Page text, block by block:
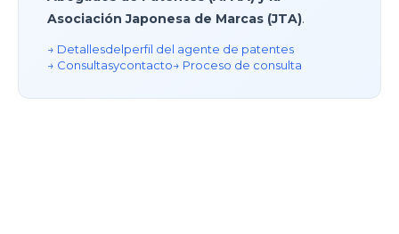
Asociación Japonesa de Marcas (JTA).
→ Detallesdelperfil del agente de patentes
→ Consultasycontacto→ Proceso de consulta